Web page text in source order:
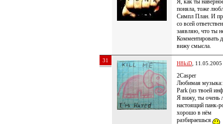
Я, как ты
поняла, тоже
Симпл План. И
со всей
заявляю, что ты
Комментировать
вижу смысла.
31 H8kiD ,
2Casper
Любимая
Park (из твоей
Я вижу, ты очень
настоящий панк-
хорошо в нём
разбираешься